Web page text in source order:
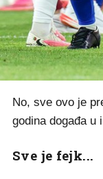
No, sve ovo je
godina događa u
Sve je fejk...